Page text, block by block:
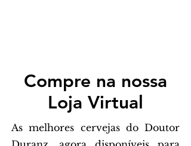
Compre na nossa
Loja Virtual
As melhores cervejas do Doutor